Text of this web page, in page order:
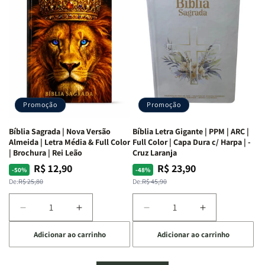
Mulheres
da
Bíblia
Isabelle
S.
Alves
Mulheres
da
Bíblia
|
Isabelle
S.
Alves
Livro
por
Livro
um
panorama
completo
dos
66
da
Bíblia
Equipe
teológica
Penkal
Livro
-
um
panorama
completo
dos
da
Bíblia
Penkal
Promoção
Bíblia Sagrada | Nova Versão
Almeida | Letra Média & Full Color
| Brochura | Rei Leão
-50%
Preço
normal
De:R$ 25,80
Preço
promocional
R$ 12,90
Diminuir
a
quantidade
de
Aumentar
a
quantidade
de
Bíblia
Adicionar ao carrinho
Promoção
Bíblia Letra Gigante | PPM | ARC |
Full Color | Capa Dura c/ Harpa | -
Cruz Laranja
-48%
Preço
normal
De:R$ 45,90
Preço
promocional
R$ 23,90
Diminuir
a
quantidade
de
Bíblia
Aumentar
a
quantidade
de
Adicionar ao carrinho